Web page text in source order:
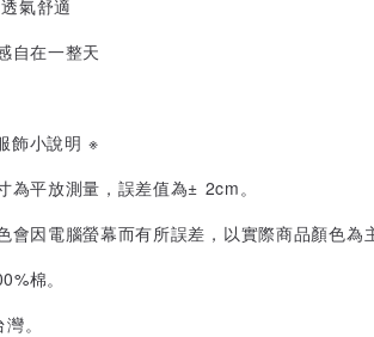
氣舒適
自在一整天
飾小說明 ※
平放測量，誤差值為± 2cm。
會因電腦螢幕而有所誤差，以實際商品顏色為
棉。
。